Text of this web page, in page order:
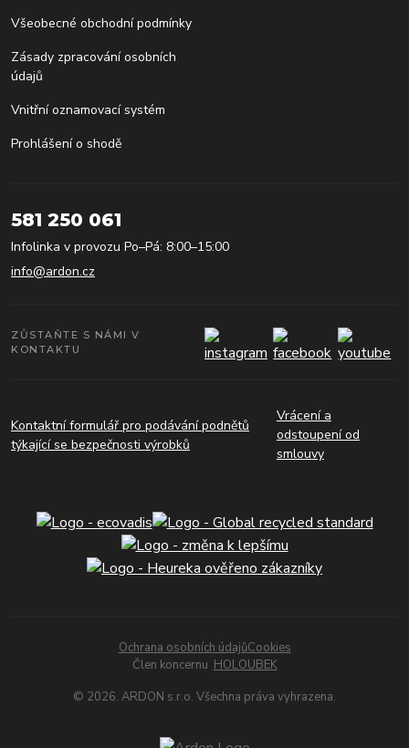
Všeobecné obchodní podmínky
Zásady zpracování osobních
údajů
Vnitřní oznamovací systém
Prohlášení o shodě
581 250 061
Infolinka v provozu Po–Pá: 8:00–15:00
info@ardon.cz
ZŮSTAŇTE S NÁMI V
KONTAKTU
Kontaktní formulář pro podávání podnětů
týkající se bezpečnosti výrobků
Vrácení a
odstoupení od
smlouvy
Ochrana osobních údajůCookies
Člen koncernu HOLOUBEK
© 2026. ARDON s.r.o. Všechna práva vyhrazena.